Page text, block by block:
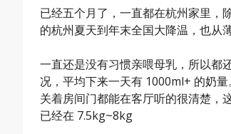
已经五个月了，一直都在杭州家里，
的杭州夏天到年末全国大降温，也从
一直还是没有习惯亲喂母乳，所以都
况，平均下来一天有 1000ml+ 的奶
关着房间门都能在客厅听的很清楚，
已经在 7.5kg~8kg